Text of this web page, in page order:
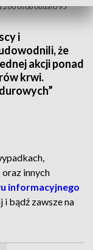
osób oddało 95
i
że
akcji ponad
krwi.
innych
informacyjnego
i bądź zawsze na